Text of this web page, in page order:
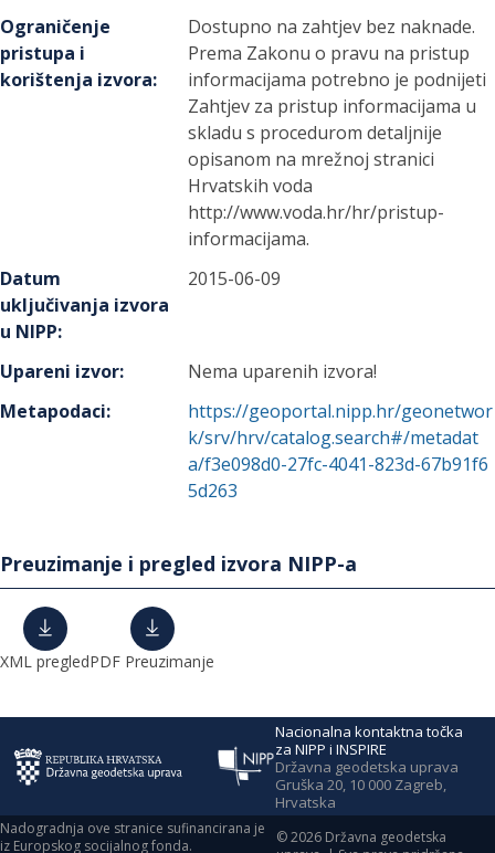
Ograničenje
pristupa i
korištenja izvora:
Dostupno na zahtjev bez naknade.
Prema Zakonu o pravu na pristup
informacijama potrebno je podnijeti
Zahtjev za pristup informacijama u
skladu s procedurom detaljnije
opisanom na mrežnoj stranici
Hrvatskih voda
http://www.voda.hr/hr/pristup-
informacijama.
Datum
uključivanja izvora
u NIPP:
2015-06-09
Upareni izvor:
Nema uparenih izvora!
Metapodaci:
https://geoportal.nipp.hr/geonetwor
k/srv/hrv/catalog.search#/metadat
a/f3e098d0-27fc-4041-823d-67b91f6
5d263
Preuzimanje i pregled izvora NIPP-a
XML pregledPDF Preuzimanje
Nacionalna kontaktna točka
za NIPP i INSPIRE
Državna geodetska uprava
Gruška 20, 10 000 Zagreb,
Hrvatska
Nadogradnja ove stranice sufinancirana je
iz Europskog socijalnog fonda.
©2026 Državna geodetska